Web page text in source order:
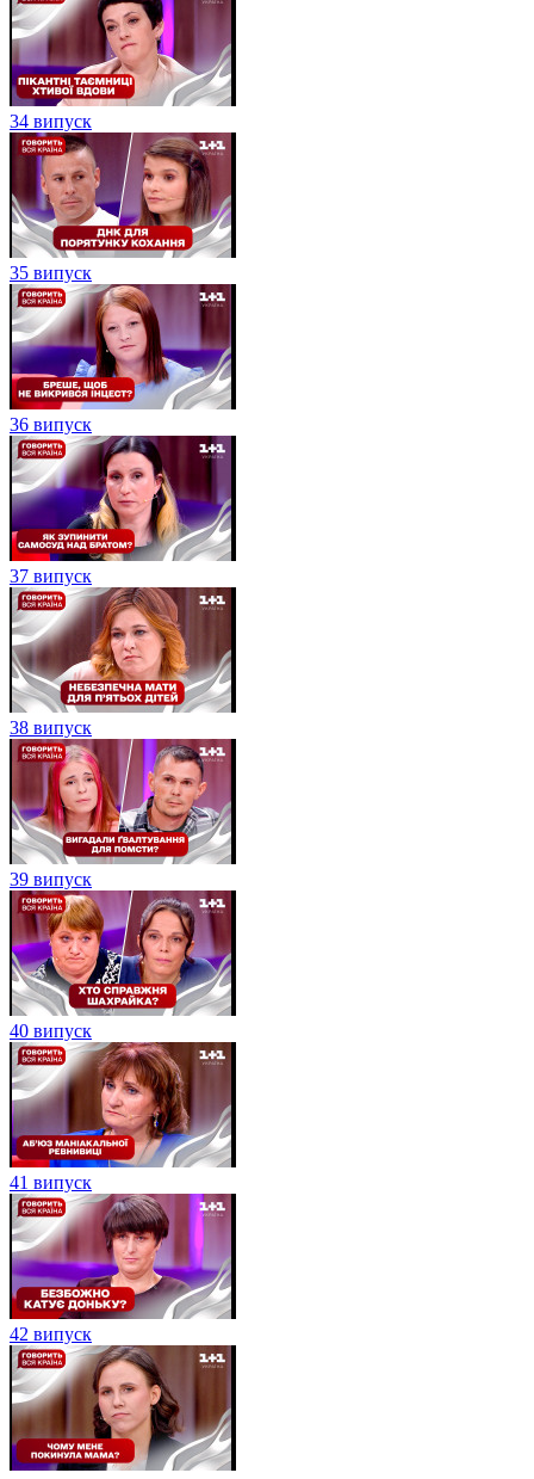
34 випуск
35 випуск
36 випуск
37 випуск
38 випуск
39 випуск
40 випуск
41 випуск
42 випуск